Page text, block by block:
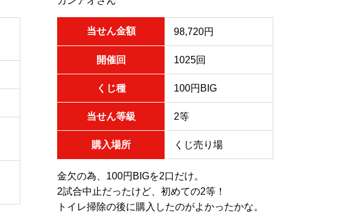
当せん金額 98,720円
開催回 1025回
くじ種 100円BIG
当せん等級 2等
購入場所 くじ売り場
金欠の為、100円BIGを2口だけ。
2試合中止だったけど、初めての2等！
トイレ掃除の後に購入したのがよかったかな。